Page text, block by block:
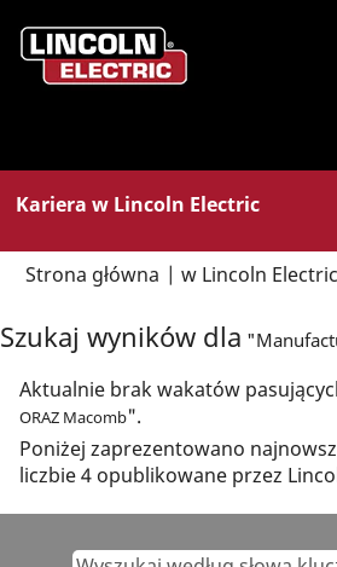
Kariera w Lincoln Electric
Strona główna | w Lincoln Electric
Szukaj wyników dla
Aktualnie brak wakatów
ORAZ Macomb".
Poniżej zaprezentowano
liczbie 4 opublikowane przez